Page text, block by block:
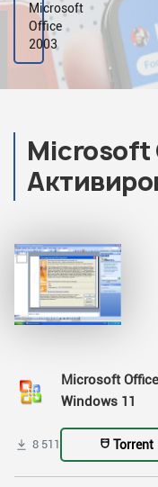
Microsoft
Office
2003
Microsoft
Microsoft
Windows 11
8 511 Torrent